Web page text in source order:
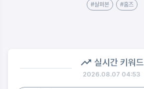
#살펴본 #홈즈
실시간 키워드
2026.08.07 04:53